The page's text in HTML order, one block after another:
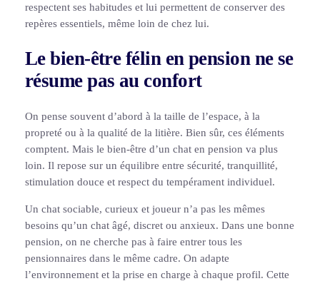
respectent ses habitudes et lui permettent de conserver des
repères essentiels, même loin de chez lui.
Le bien-être félin en pension ne se
résume pas au confort
On pense souvent d’abord à la taille de l’espace, à la
propreté ou à la qualité de la litière. Bien sûr, ces éléments
comptent. Mais le bien-être d’un chat en pension va plus
loin. Il repose sur un équilibre entre sécurité, tranquillité,
stimulation douce et respect du tempérament individuel.
Un chat sociable, curieux et joueur n’a pas les mêmes
besoins qu’un chat âgé, discret ou anxieux. Dans une bonne
pension, on ne cherche pas à faire entrer tous les
pensionnaires dans le même cadre. On adapte
l’environnement et la prise en charge à chaque profil. Cette